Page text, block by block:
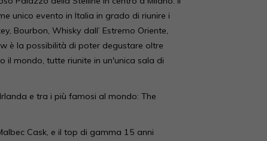
unico evento in Italia in grado di riunire i
Bourbon, Whisky dall’ Estremo Oriente,
è la possibilità di poter degustare oltre
il mondo, tutte riunite in un'unica sala di
e tra i più famosi al mondo: The
Cask, e il top di gamma 15 anni